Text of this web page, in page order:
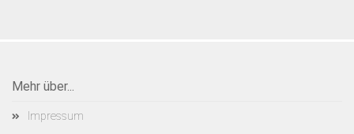
Mehr über...
Impressum